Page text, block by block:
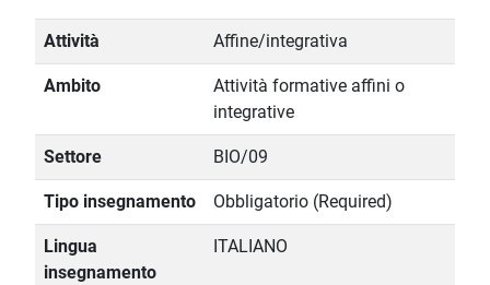
Attività Affine/integrativa
Ambito
Attività formative affini o
integrative
Settore BIO/09
Tipo insegnamento Obbligatorio (Required)
Lingua
insegnamento
ITALIANO